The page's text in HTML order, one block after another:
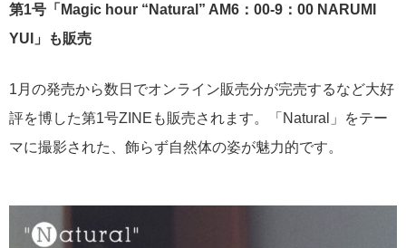
第1号「Magic hour “Natural” AM6：00-9：00 NARUMI
YUI」も販売
1月の発売から数日でオンライン販売分が完売するなど大好
評を博した第1号ZINEも販売されます。「Natural」をテー
マに撮影された、飾らず自然体の姿が魅力的です。